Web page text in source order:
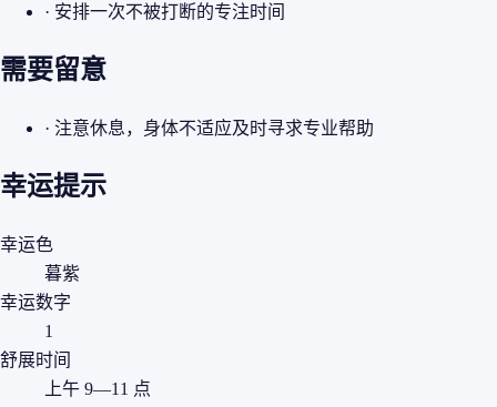
· 安排一次不被打断的专注时间
需要留意
· 注意休息，身体不适应及时寻求专业帮助
幸运提示
幸运色
暮紫
幸运数字
1
舒展时间
上午 9—11 点